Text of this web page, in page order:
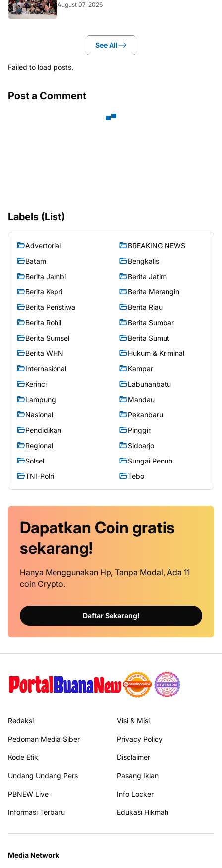
August 07, 2026
See All
Failed to load posts.
Post a Comment
Labels (List)
Advertorial
BREAKING NEWS
Batam
Bengkalis
Berita Jambi
Berita Jatim
Berita Kepri
Berita Merangin
Berita Peristiwa
Berita Riau
Berita Rohil
Berita Sumbar
Berita Sumsel
Berita Sumut
Berita WHN
Hukum & Kriminal
Internasional
Kampar
Kerinci
Labuhanbatu
Lampung
Mandau
Nasional
Pekanbaru
Pendidikan
Pinggir
Regional
Sidoarjo
Solsel
Sungai Penuh
TNI-Polri
Tebo
Dapatkan Coin gratis
sekarang!
Hanya Menggunakan Hp, Tanpa Modal, Ada 11
coin Crypto.
Daftar Sekarang!
Redaksi Visi & Misi
Pedoman Media Siber Privacy Policy
Kode Etik Disclaimer
Undang Undang Pers Pasang Iklan
PBNEW Live Info Locker
Informasi Terbaru Edukasi Hikmah
Media Network